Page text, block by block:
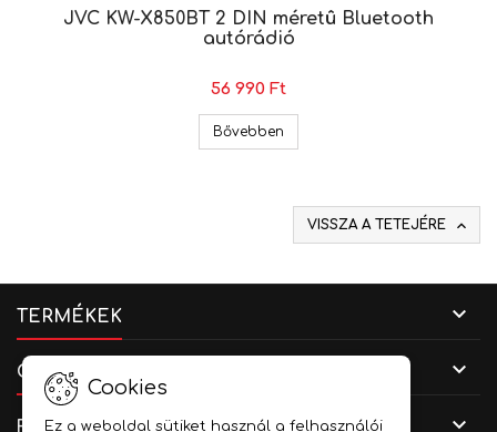
JVC KW-X850BT 2 DIN méretû Bluetooth
autórádió
56 990 Ft
Bővebben
VISSZA A TETEJÉRE 
TERMÉKEK 
CÉGADATOK 
FIÓKOD 
Cookies
Ez a weboldal sütiket használ a felhasználói